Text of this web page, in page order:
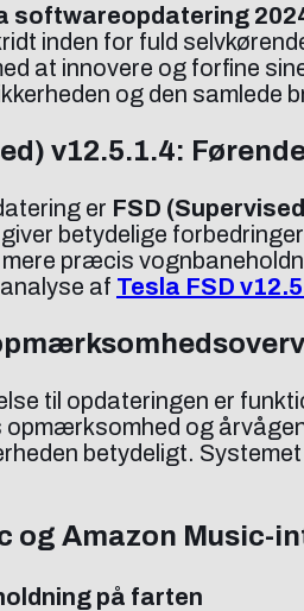
softwareopdatering
inden for fuld
at innovere og forfine
og den samlede
v12.5.1.4:
er FSD
betydelige
mere præcis
af Tesla FSD
til opdateringen er
og
betydeligt.
og Amazon Music-
på farten